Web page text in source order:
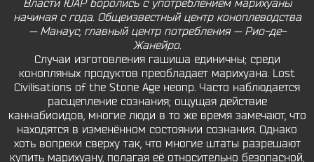
Власти ЮАР боролись с употреблением марихуаны
начиная с года. Общеизвестный центр коноплеводства
— Манаус, главный центр потребления — Рио-де-
Жанейро.
Случаи изготовления гашиша единичны; среди
конопляных продуктов преобладает марихуана. Lost
Civilisations of the Stone Age неопр. Часто наблюдается
расщепление сознания; ощущая действие
каннабиоидов, многие люди в то же время замечают, что
находятся в изменённом состоянии сознания. Однако
хоть вопреки сверху так, что многие штаты разрешают
купить марихуану, полагая её относительно безопасной,